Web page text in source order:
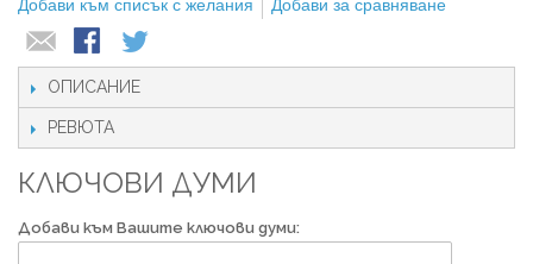
ОПИСАНИЕ
РЕВЮТА
КЛЮЧОВИ ДУМИ
Добави към Вашите ключови думи: